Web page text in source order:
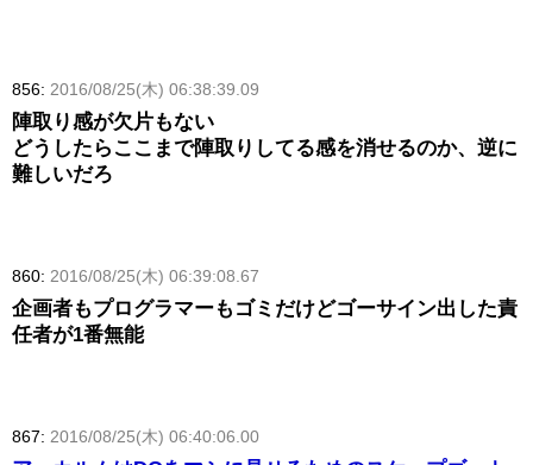
856: 2016/08/25(木) 06:38:39.09
陣取り感が欠片もない
どうしたらここまで陣取りしてる感を消せるのか、逆に
難しいだろ
860: 2016/08/25(木) 06:39:08.67
企画者もプログラマーもゴミだけどゴーサイン出した責
任者が1番無能
867: 2016/08/25(木) 06:40:06.00